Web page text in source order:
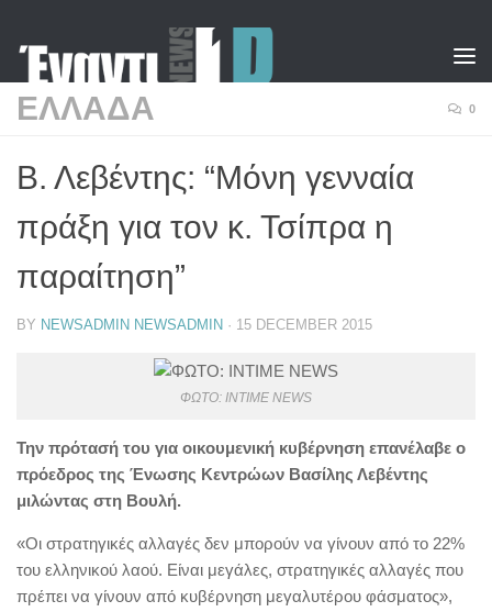
ΕΛΛΑΔΑ 0
Β. Λεβέντης: “Μόνη γενναία
πράξη για τον κ. Τσίπρα η
παραίτηση”
BY NEWSADMIN NEWSADMIN · 15 DECEMBER 2015
ΦΩΤΟ: INTIME NEWS
Την πρότασή του για οικουμενική κυβέρνηση επανέλαβε ο
πρόεδρος της Ένωσης Κεντρώων Βασίλης Λεβέντης
μιλώντας στη Βουλή.
«Οι στρατηγικές αλλαγές δεν μπορούν να γίνουν από το 22%
του ελληνικού λαού. Είναι μεγάλες, στρατηγικές αλλαγές που
πρέπει να γίνουν από κυβέρνηση μεγαλυτέρου φάσματος»,